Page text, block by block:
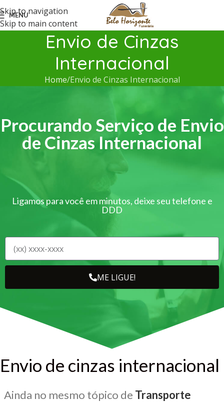
Skip to navigation
Skip to main content
MENU
Envio de Cinzas
Internacional
Home Envio de Cinzas Internacional
Procurando Serviço de Envio
de Cinzas Internacional
Ligamos para você em minutos, deixe seu telefone e
DDD
ME LIGUE!
Envio de cinzas internacional
Ainda no mesmo tópico de Transporte